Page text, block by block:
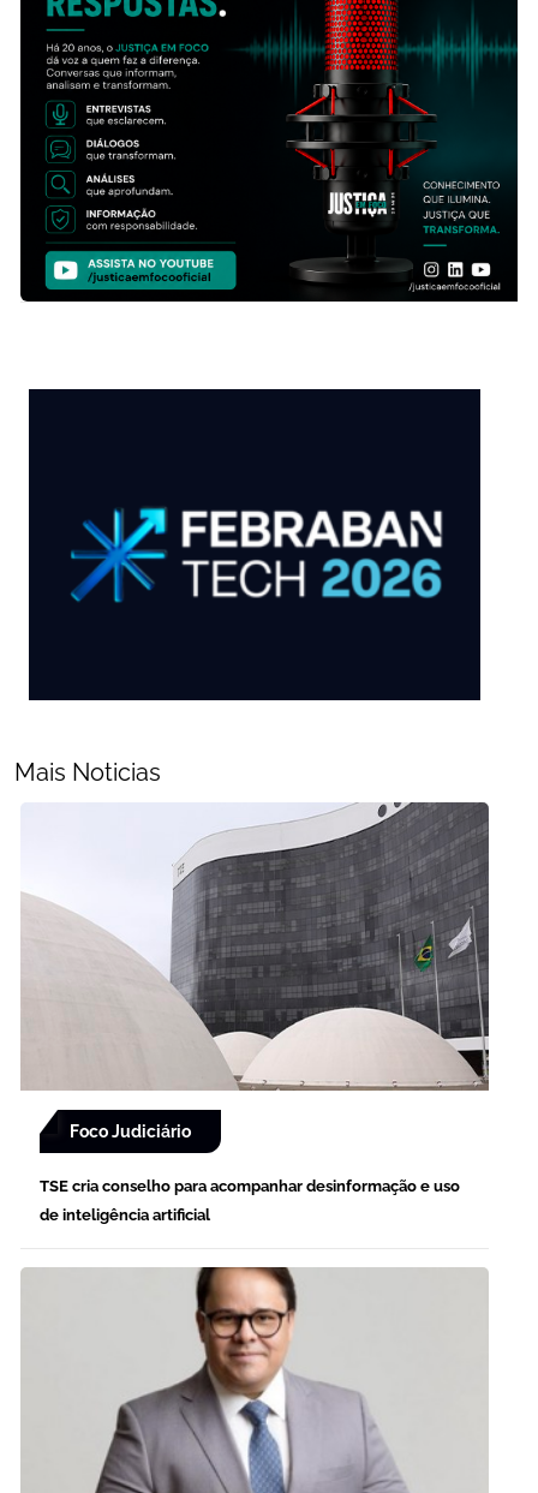
Mais Noticias
Foco Judiciário
TSE cria conselho para acompanhar desinformação e uso
de inteligência artificial